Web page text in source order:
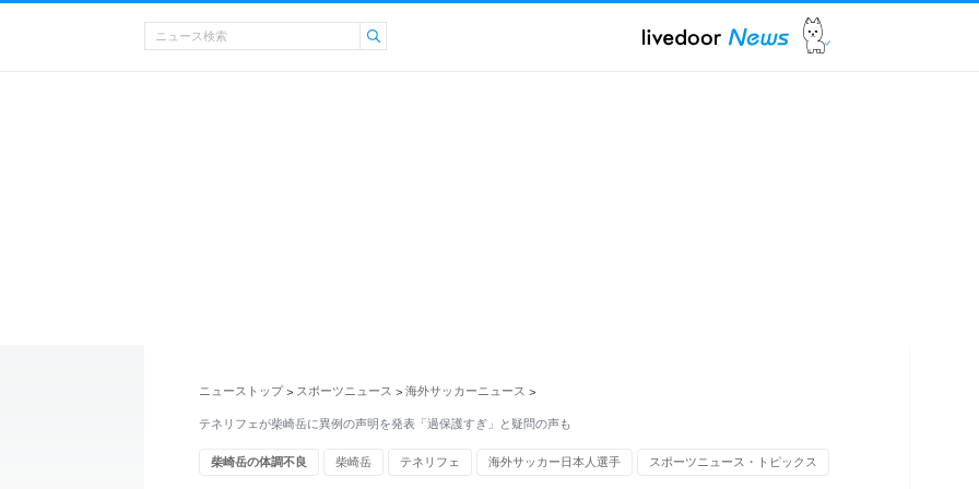
ニューストップ > スポーツニュース > 海外サッカーニュース >
テネリフェが柴崎岳に異例の声明を発表「過保護すぎ」と疑問の声も
柴崎岳の体調不良 柴崎岳 テネリフェ 海外サッカー日本人選手 スポーツニュース・トピックス